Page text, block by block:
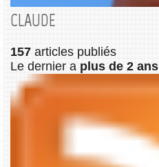
CLAUDE
157 articles publiés
Le dernier a plus de 2 ans